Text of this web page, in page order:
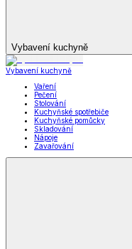
Vybavení kuchyně
Vybavení kuchyně
Vaření
Pečení
Stolování
Kuchyňské spotřebiče
Kuchyňské pomůcky
Skladování
Nápoje
Zavařování